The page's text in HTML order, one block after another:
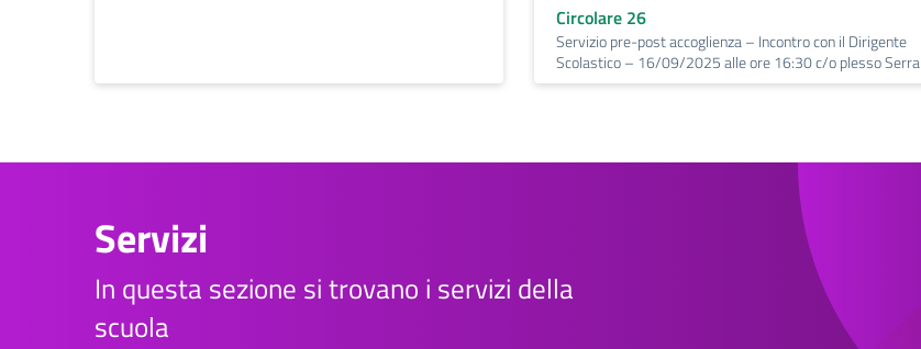
Circolare 26
Servizio pre-post accoglienza – Incontro con il Dirigente
Scolastico – 16/09/2025 alle ore 16:30 c/o plesso Serra
Servizi
In questa sezione si trovano i servizi della
scuola